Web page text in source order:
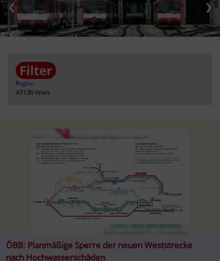
❮ ❯
Region
AT130 Wien
ÖBB: Planmäßige Sperre der neuen Weststrecke
nach Hochwasserschäden